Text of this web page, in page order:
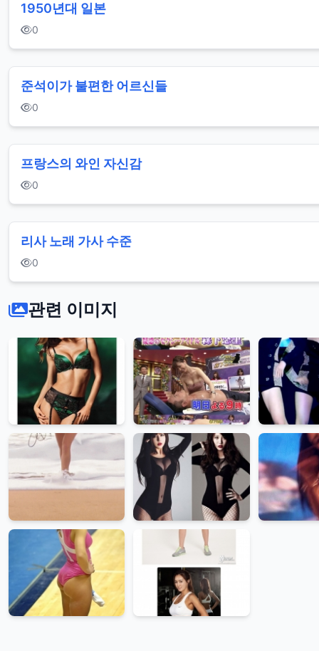
1950년대 일본
0
준석이가 불편한 어르신들
0
프랑스의 와인 자신감
0
리사 노래 가사 수준
0
관련 이미지